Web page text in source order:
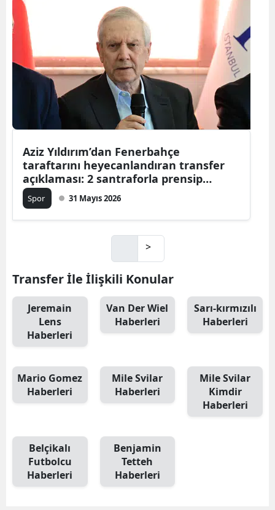
Aziz Yıldırım’dan Fenerbahçe
taraftarını heyecanlandıran transfer
açıklaması: 2 santraforla prensip
anlaşması
Spor 31 Mayıs 2026
>
Transfer İle İlişkili Konular
Jeremain
Lens
Haberleri
Van Der Wiel
Haberleri
Sarı-kırmızılı
Haberleri
Mario Gomez
Haberleri
Mile Svilar
Haberleri
Mile Svilar
Kimdir
Haberleri
Belçikalı
Futbolcu
Haberleri
Benjamin
Tetteh
Haberleri